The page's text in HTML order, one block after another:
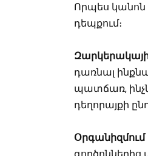
Որպես կանոն
դեպքում։
դառնալ
պատճառ,
դեղորայքի